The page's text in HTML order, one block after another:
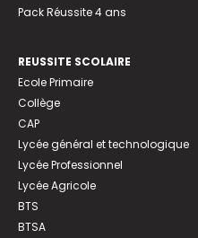
Pack Réussite 4 ans
REUSSITE SCOLAIRE
Ecole Primaire
Collège
CAP
Lycée général et technologique
Lycée Professionnel
Lycée Agricole
BTS
BTSA